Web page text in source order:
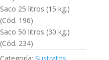
Saco 25 litros (15 kg.)
(Cód. 196)
Saco 50 litros (30 kg.)
(Cód. 234)